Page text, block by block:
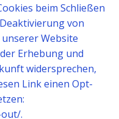
beim Schließen
von
Website
Erhebung und
widersprechen,
Link einen Opt-
.